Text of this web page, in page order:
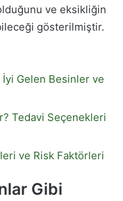
ve eksikliğin
gösterilmiştir.
İyi Gelen Besinler ve
Tedavi Seçenekleri
ve Risk Faktörleri
Gibi